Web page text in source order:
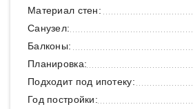
Материал стен:
Санузел:
Балконы:
Планировка:
Подходит под ипотеку:
Год постройки: